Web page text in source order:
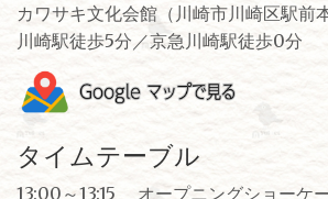
カワサキ文化会館（川崎市川崎区駅前本
川崎駅徒歩5分／京急川崎駅徒歩0分
タイムテーブル
13:00～13:15 オープニングショーケ